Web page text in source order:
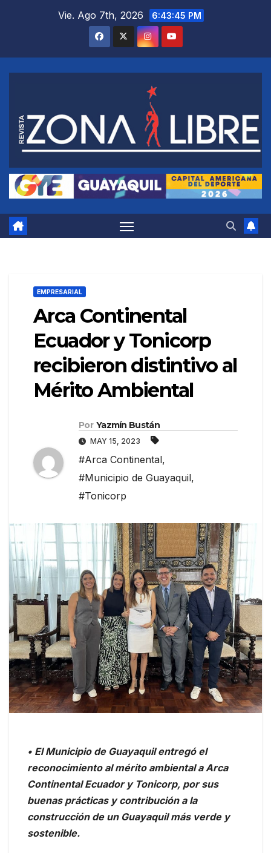
Vie. Ago 7th, 2026 6:43:46 PM
EMPRESARIAL
Arca Continental
Ecuador y Tonicorp
recibieron distintivo al
Mérito Ambiental
Por Yazmín Bustán
MAY 15, 2023
#Arca Continental,
#Municipio de Guayaquil,
#Tonicorp
• El Municipio de Guayaquil entregó el
reconocimiento al mérito ambiental a Arca
Continental Ecuador y Tonicorp, por sus
buenas prácticas y contribución a la
construcción de un Guayaquil más verde y
sostenible.